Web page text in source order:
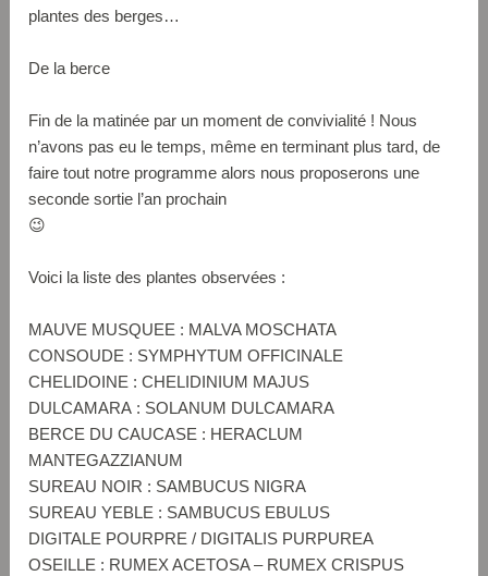
plantes des berges…
De la berce
Fin de la matinée par un moment de convivialité ! Nous
n’avons pas eu le temps, même en terminant plus tard, de
faire tout notre programme alors nous proposerons une
seconde sortie l’an prochain
😉
Voici la liste des plantes observées :
MAUVE MUSQUEE : MALVA MOSCHATA
CONSOUDE : SYMPHYTUM OFFICINALE
CHELIDOINE : CHELIDINIUM MAJUS
DULCAMARA : SOLANUM DULCAMARA
BERCE DU CAUCASE : HERACLUM
MANTEGAZZIANUM
SUREAU NOIR : SAMBUCUS NIGRA
SUREAU YEBLE : SAMBUCUS EBULUS
DIGITALE POURPRE / DIGITALIS PURPUREA
OSEILLE : RUMEX ACETOSA – RUMEX CRISPUS